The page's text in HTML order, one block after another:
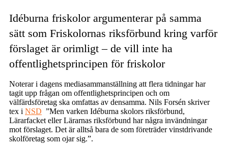
Idéburna friskolor argumenterar på samma
sätt som Friskolornas riksförbund kring varför
förslaget är orimligt – de vill inte ha
offentlighetsprincipen för friskolor
Noterar i dagens mediasammanställning att flera tidningar har
tagit upp frågan om offentlighetsprincipen och om
välfärdsföretag ska omfattas av densamma. Nils Forsén skriver
tex i NSD ”Men varken Idéburna skolors riksförbund,
Lärarfacket eller Lärarnas riksförbund har några invändningar
mot förslaget. Det är alltså bara de som företräder vinstdrivande
skolföretag som ojar sig.”.